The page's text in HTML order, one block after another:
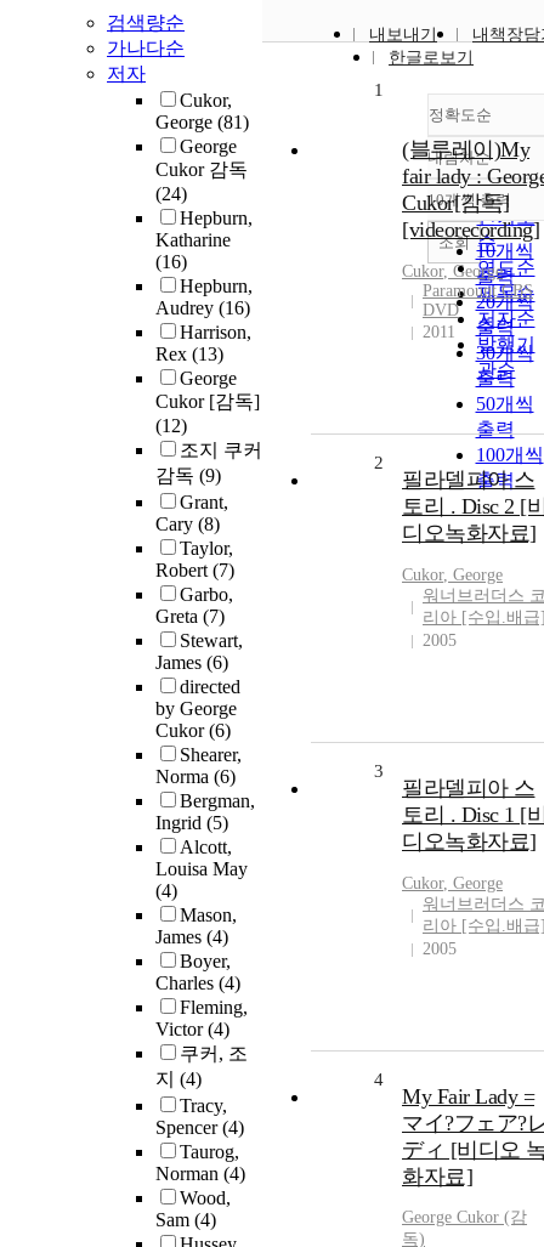
검색량순
가나다순
저자
Cukor,
George (81)
George
Cukor 감독
(24)
Hepburn,
Katharine
(16)
Hepburn,
Audrey (16)
Harrison,
Rex (13)
George
Cukor [감독]
(12)
조지 쿠커
감독 (9)
Grant,
Cary (8)
Taylor,
Robert(7)
Garbo,
Greta (7)
Stewart,
James (6)
directed
by George
Cukor(6)
Shearer,
Norma (6)
Bergman,
Ingrid (5)
Alcott,
Louisa May
(4)
Mason,
James (4)
Boyer,
Charles (4)
Fleming,
Victor(4)
쿠커, 조
지 (4)
Tracy,
Spencer(4)
Taurog,
Norman (4)
Wood,
Sam (4)
내보내기
내책장담
한글로보기
정확도순
정확도
순
인기도
순
연도순
제목순
저자순
발행기
관순
내림차순
내림차
10개씩 출력
10개씩
출력
20개씩
출력
30개씩
출력
50개씩
출력
100개씩
출력
조회
1
(블루레이)My
fair lady :
Cukor[감독]
[videorecording]
Cukor, George
Paramount CBS
DVD
2011
2
필라델피아 스
토리 . Disc 2 [
디오녹화자료]
Cukor, George
워너브러더스
리아 [수입.배
2005
3
필라델피아 스
토리 . Disc 1 [
디오녹화자료]
Cukor, George
워너브러더스
리아 [수입.배
2005
4
My Fair Lady =
マイ?フェア?
ディ [비디오
화자료]
George Cukor (감
독)